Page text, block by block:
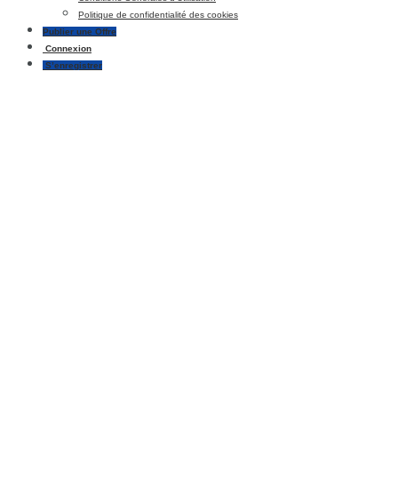
Politique de confidentialité des cookies
Publier une Offre
Connexion
S’enregistrer